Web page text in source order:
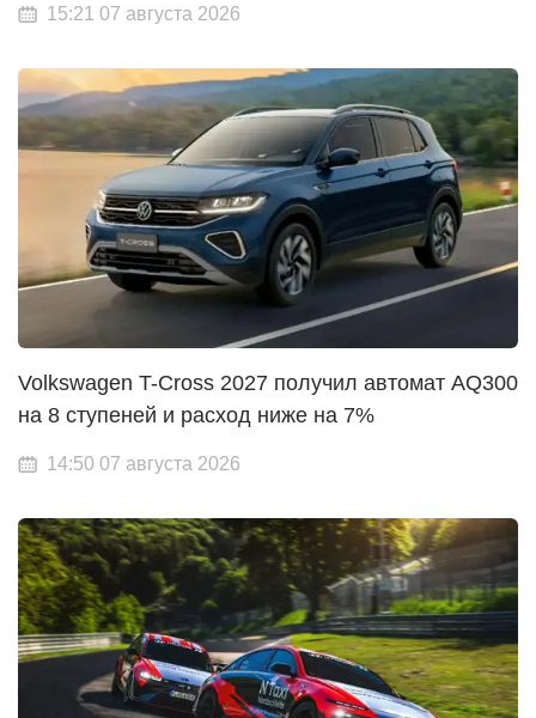
15:21 07 августа 2026
Volkswagen T-Cross 2027 получил автомат AQ300
на 8 ступеней и расход ниже на 7%
14:50 07 августа 2026